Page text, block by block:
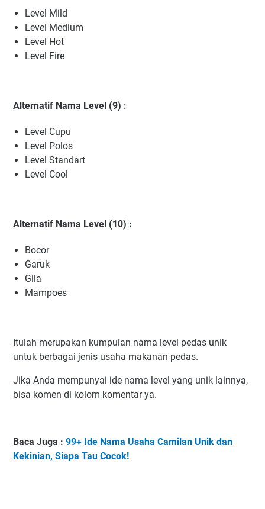
Level Mild
Level Medium
Level Hot
Level Fire
Alternatif Nama Level (9) :
Level Cupu
Level Polos
Level Standart
Level Cool
Alternatif Nama Level (10) :
Bocor
Garuk
Gila
Mampoes
Itulah merupakan kumpulan nama level pedas unik
untuk berbagai jenis usaha makanan pedas.
Jika Anda mempunyai ide nama level yang unik lainnya,
bisa komen di kolom komentar ya.
Baca Juga : 99+ Ide Nama Usaha Camilan Unik dan
Kekinian, Siapa Tau Cocok!